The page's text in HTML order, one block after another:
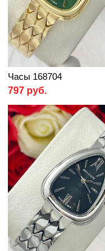
Часы 168704
797 руб.